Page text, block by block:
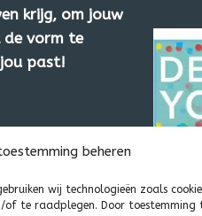
beheren
wij technologieën zoals
te raadplegen. Door toestemming
krijg, om jouw
de vorm te
past!